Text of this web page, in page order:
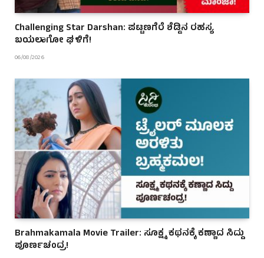
Challenging Star Darshan: ಪಟ್ಟಣಗೆರೆ ಶೆಡ್ಡಿನ ರಹಸ್ಯ
ಬಯಲಾಗೋ ಘಳಿಗೆ!
06/08/2026
Brahmakamala Movie Trailer: ಸೂಕ್ಷ್ಮ ಕಥನಕ್ಕೆ ಕಣ್ಣಾದ ಸಿದ್ದು
ಪೂರ್ಣಚಂದ್ರ!